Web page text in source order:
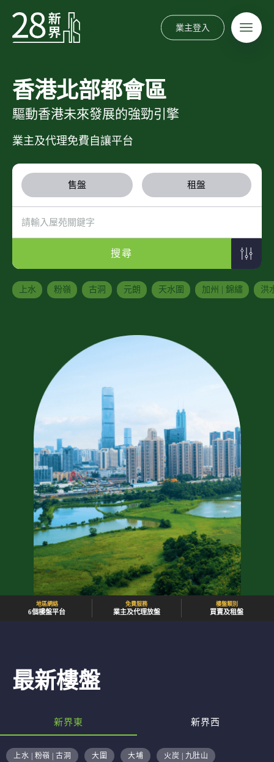
業主登入
香港北部都會區
驅動香港未來發展的強勁引擎
業主及代理免費自讓平台
售盤 租盤
搜尋
上水 粉嶺 古洞 元朗 天水圍 加州 | 錦繡 洪
地區網絡
6個樓盤平台
免費服務
業主及代理放盤
樓盤類別
買賣及租盤
最新樓盤
新界東 新界西
上水 | 粉嶺 | 古洞 大圍 大埔 火炭 | 九肚山